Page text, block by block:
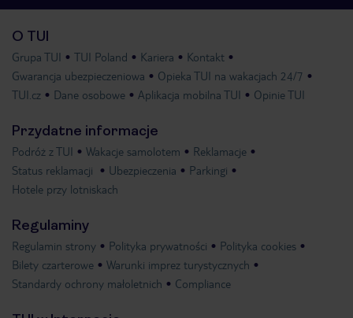
O TUI
Grupa TUI TUI Poland Kariera
Kontakt
Gwarancja ubezpieczeniowa
Opieka TUI na wakacjach 24/7
TUI.cz
Dane osobowe Aplikacja mobilna TUI Opinie TUI
Przydatne informacje
Podróż z TUI Wakacje samolotem
Reklamacje
Status reklamacji
Ubezpieczenia
Parkingi
Hotele przy lotniskach
Regulaminy
Regulamin strony Polityka prywatności
Polityka cookies
Bilety czarterowe
Warunki imprez turystycznych
Standardy ochrony małoletnich
Compliance